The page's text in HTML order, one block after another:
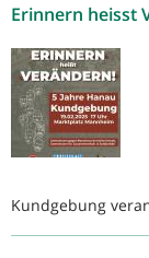
Erinnern heisst
Kundgebung